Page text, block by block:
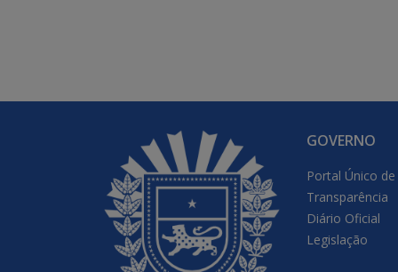
GOVERNO
Portal Único
Transparência
Diário Oficial
Legislação